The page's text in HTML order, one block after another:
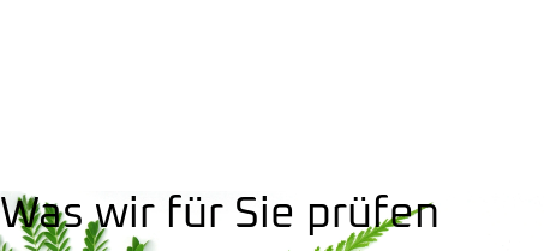
Was wir für Sie prüfen